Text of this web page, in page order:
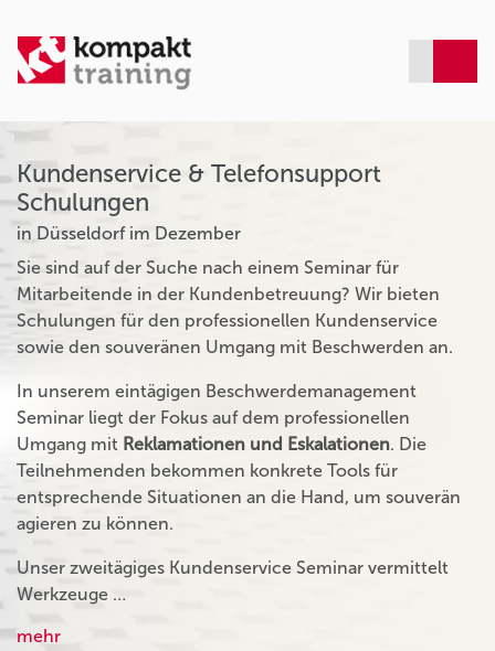
Kundenservice & Telefonsupport
Schulungen
in Düsseldorf im Dezember
Sie sind auf der Suche nach einem Seminar für
Mitarbeitende in der Kundenbetreuung? Wir bieten
Schulungen für den professionellen Kundenservice
sowie den souveränen Umgang mit Beschwerden an.
In unserem eintägigen Beschwerdemanagement
Seminar liegt der Fokus auf dem professionellen
Umgang mit Reklamationen und Eskalationen. Die
Teilnehmenden bekommen konkrete Tools für
entsprechende Situationen an die Hand, um souverän
agieren zu können.
Unser zweitägiges Kundenservice Seminar vermittelt
Werkzeuge …
mehr